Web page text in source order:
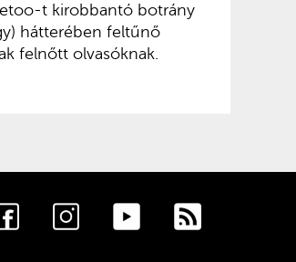
t kirobbantó botrány
hátterében feltűnő
felnőtt olvasóknak.